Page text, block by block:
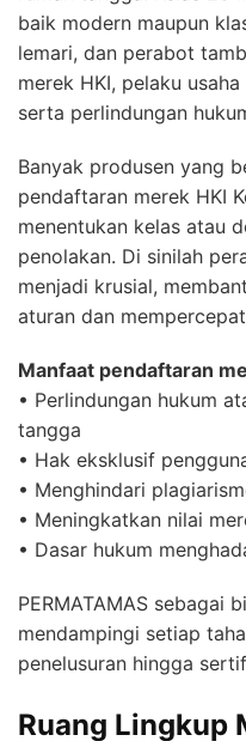
baik modern maupun
lemari, dan perabot
merek HKI, pelaku
serta perlindungan
Banyak produsen yang
pendaftaran merek HKI
menentukan kelas atau
penolakan. Di sinilah
menjadi krusial,
aturan dan
Manfaat pendaftaran
• Perlindungan hukum
tangga
• Hak eksklusif
• Menghindari
• Meningkatkan nilai
• Dasar hukum
PERMATAMAS sebagai
mendampingi setiap
penelusuran hingga
Ruang Lingkup